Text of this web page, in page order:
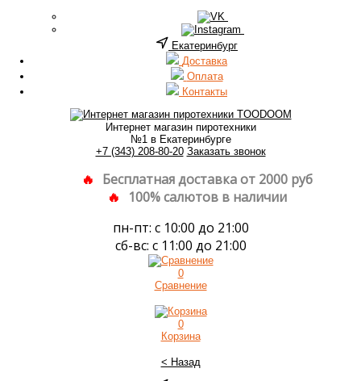
Екатеринбург
Доставка
Оплата
Контакты
Интернет магазин пиротехники
№1 в Екатеринбурге
+7 (343) 208-80-20 Заказать звонок
Бесплатная доставка от 2000 руб
100% салютов в наличии
пн-пт: с 10:00 до 21:00
сб-вс: с 11:00 до 21:00
0
Сравнение
0
Корзина
< Назад